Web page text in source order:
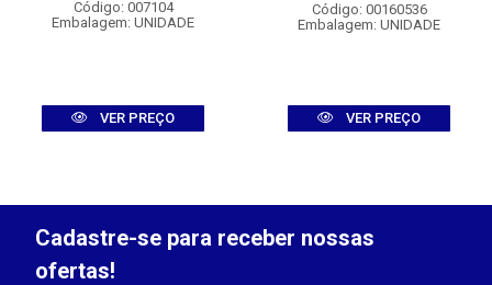
Código: 007104
Embalagem: UNIDADE
VER PREÇO
Código: 00160536
Embalagem: UNIDADE
VER PREÇO
Cadastre-se para receber nossas
ofertas!